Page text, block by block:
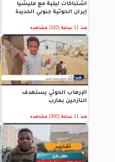
اشتباكات ليلية مع مليشيا
إيران الحوثية جنوبي الحديدة
منذ 11 ساعة (320) مشاهده
الإرهاب الحوثي يستهدف
النازحين بمارب
منذ 11 ساعة (300) مشاهده